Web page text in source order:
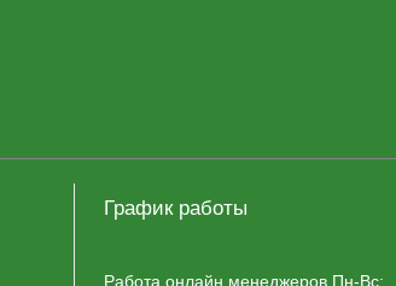
График работы
Работа онлайн менеджеров Пн-Вс: